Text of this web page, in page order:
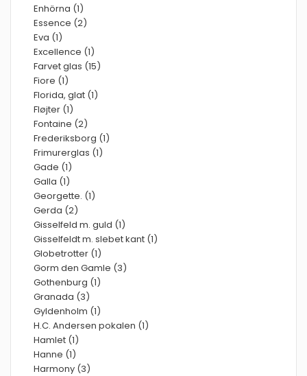
Enhörna (1)
Essence (2)
Eva (1)
Excellence (1)
Farvet glas (15)
Fiore (1)
Florida, glat (1)
Fløjter (1)
Fontaine (2)
Frederiksborg (1)
Frimurerglas (1)
Gade (1)
Galla (1)
Georgette. (1)
Gerda (2)
Gisselfeld m. guld (1)
Gisselfeldt m. slebet kant (1)
Globetrotter (1)
Gorm den Gamle (3)
Gothenburg (1)
Granada (3)
Gyldenholm (1)
H.C. Andersen pokalen (1)
Hamlet (1)
Hanne (1)
Harmony (3)